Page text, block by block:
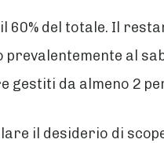
60% del totale. Il
al
da almeno 2
il desiderio di